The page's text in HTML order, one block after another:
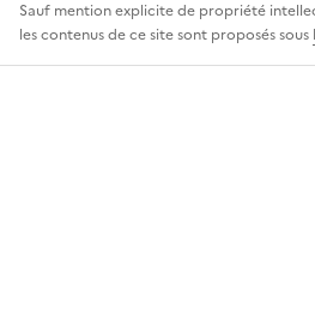
Sauf mention explicite de propriété
les contenus de ce site sont proposés sous